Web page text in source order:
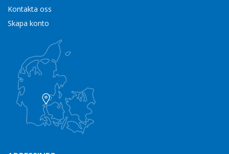
Kontakta oss
Skapa konto